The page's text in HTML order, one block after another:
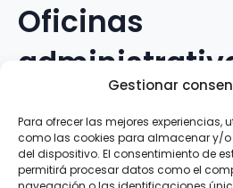
Gestionar
Para ofrecer las mejores experiencias,
como las cookies para almacenar y/
del dispositivo. El consentimiento de
permitirá procesar datos como el
Oficinas
Avenida Galileo Galilei, 12
15.008 · A Coruña · España